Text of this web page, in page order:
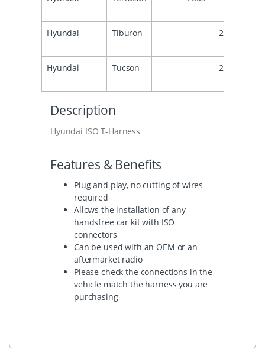
Hyundai Tiburon 2006
Hyundai Tucson 2009
Description
Hyundai ISO T-Harness
Features & Benefits
Plug and play, no cutting of wires
required
Allows the installation of any
handsfree car kit with ISO
connectors
Can be used with an OEM or an
aftermarket radio
Please check the connections in the
vehicle match the harness you are
purchasing